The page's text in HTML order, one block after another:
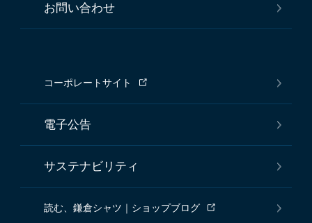
お問い合わせ
コーポレートサイト
電子公告
サステナビリティ
読む、鎌倉シャツ｜ショップブログ